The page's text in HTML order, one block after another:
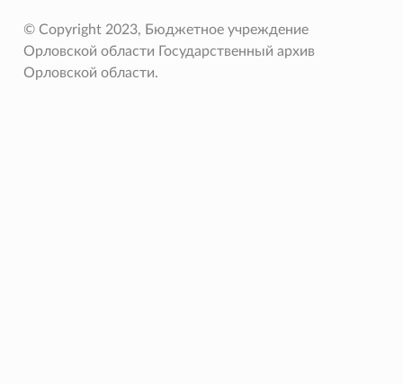
© Copyright 2023, Бюджетное учреждение
Орловской области Государственный архив
Орловской области.